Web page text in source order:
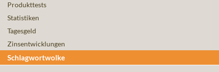
Produkttests
Statistiken
Tagesgeld
Zinsentwicklungen
Schlagwortwolke